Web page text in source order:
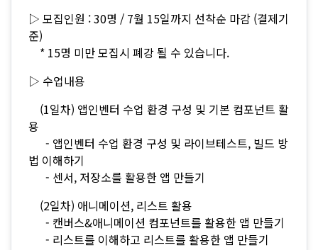
▷ 모집인원 : 30명 / 7월 15일까지 선착순 마감 (결제기
준)
* 15명 미만 모집시 폐강 될 수 있습니다.
▷ 수업내용
(1일차) 앱인벤터 수업 환경 구성 및 기본 컴포넌트 활
용
- 앱인벤터 수업 환경 구성 및 라이브테스트, 빌드 방
법 이해하기
- 센서, 저장소를 활용한 앱 만들기
(2일차) 애니메이션, 리스트 활용
- 캔버스&애니메이션 컴포넌트를 활용한 앱 만들기
- 리스트를 이해하고 리스트를 활용한 앱 만들기